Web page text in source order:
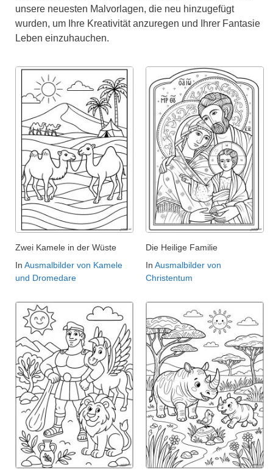
unsere neuesten Malvorlagen, die neu hinzugefügt
wurden, um Ihre Kreativität anzuregen und Ihrer Fantasie
Leben einzuhauchen.
Zwei Kamele in der Wüste
In Ausmalbilder von Kamele
und Dromedare
Die Heilige Familie
In Ausmalbilder von
Christentum